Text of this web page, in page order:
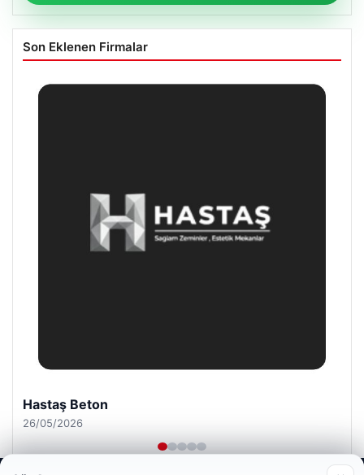
Son Eklenen Firmalar
Enes Kaplan Avukatlık Bürosu
28/04/2026